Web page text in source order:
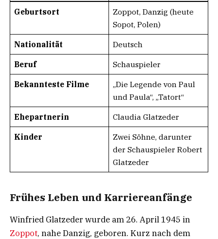
Geburtsort
Zoppot, Danzig (heute
Sopot, Polen)
Nationalität Deutsch
Beruf Schauspieler
Bekannteste Filme
„Die Legende von Paul
und Paula“, „Tatort“
Ehepartnerin Claudia Glatzeder
Kinder
Zwei Söhne, darunter
der Schauspieler Robert
Glatzeder
Frühes Leben und Karriereanfänge
Winfried Glatzeder wurde am 26. April 1945 in
Zoppot, nahe Danzig, geboren. Kurz nach dem